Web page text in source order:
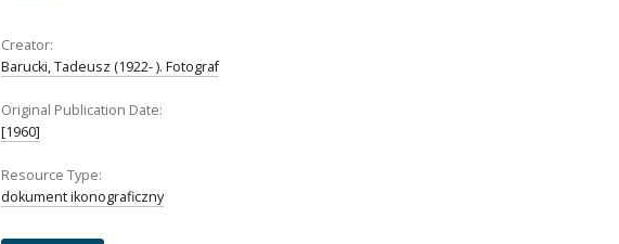
Creator:
Barucki, Tadeusz (1922- ). Fotograf
Original Publication Date:
[1960]
Resource Type:
dokument ikonograficzny